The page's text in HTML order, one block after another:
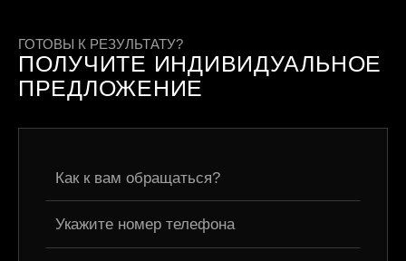
ГОТОВЫ К РЕЗУЛЬТАТУ?
ПОЛУЧИТЕ ИНДИВИДУАЛЬНОЕ
ПРЕДЛОЖЕНИЕ